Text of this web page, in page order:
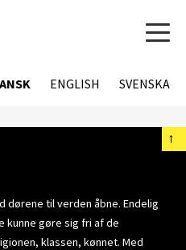
ENGLISH SVENSKA
←
dørene til verden åbne. Endelig
kunne gøre sig fri af de
klassen, kønnet. Med